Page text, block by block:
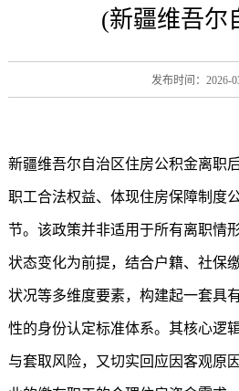
(新疆维吾尔
发布时间：2026-
新疆维吾尔自治区住房公积金离职
职工合法权益、体现住房保障制度
节。该政策并非适用于所有离职情
状态变化为前提，结合户籍、社保
状况等多维度要素，构建起一套具
性的身份认定标准体系。其核心逻
与套取风险，又切实回应因客观原